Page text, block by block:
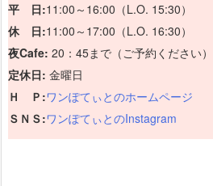
平 日:11:00～16:00（L.O. 15:30）
休 日:11:00～17:00（L.O. 16:30）
夜Cafe: 20：45まで（ご予約ください）
定休日: 金曜日
Ｈ Ｐ:ワンぽてぃとのホームページ
ＳＮＳ:ワンぽてぃとのInstagram